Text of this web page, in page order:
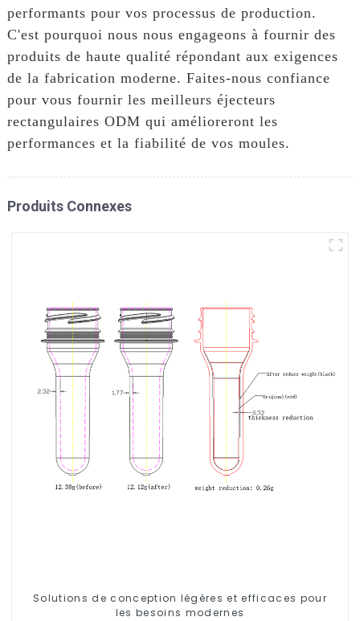
performants pour vos processus de production.
C'est pourquoi nous nous engageons à fournir des
produits de haute qualité répondant aux exigences
de la fabrication moderne. Faites-nous confiance
pour vous fournir les meilleurs éjecteurs
rectangulaires ODM qui amélioreront les
performances et la fiabilité de vos moules.
Produits Connexes
Solutions de conception légères et efficaces pour
les besoins modernes